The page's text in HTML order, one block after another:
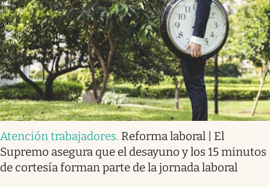
Atención trabajadores. Reforma laboral | El
Supremo asegura que el desayuno y los 15 minutos
de cortesía forman parte de la jornada laboral